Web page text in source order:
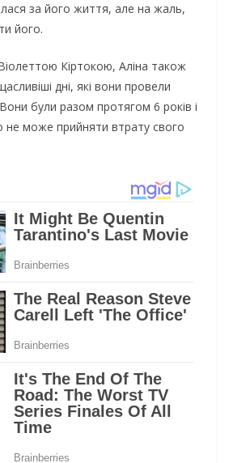
за його життя, але на жаль,
його.
Кіртокою, Аліна також
дні, які вони провели
були разом протягом 6 років і
не може прийняти втрату свого